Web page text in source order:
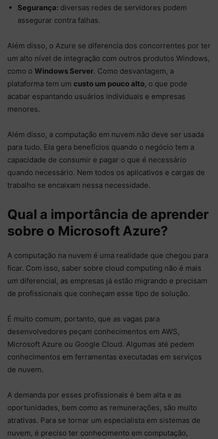
Segurança: diversas redes de servidores podem
assegurar contra falhas.
Além disso, o Azure se diferencia dos concorrentes por ter
um alto nível de integração com outros produtos Windows,
como o Windows Server. Como desvantagem, a
plataforma tem um custo um pouco alto, o que pode
acabar espantando usuários individuais e empresas
menores.
Além disso, a computação em nuvem não deve ser usada
para tudo. Ela gera benefícios quando o negócio tem a
capacidade de consumir e pagar o que é necessário
quando necessário. Nem todos os aplicativos e cargas de
trabalho se encaixam nessa necessidade.
Qual a importância de aprender
sobre o Microsoft Azure?
A computação na nuvem é uma realidade que chegou para
ficar. Com isso, saber sobre cloud computing não é mais
um diferencial, as empresas já estão migrando e precisam
de profissionais que conheçam esse tipo de solução.
É muito comum, portanto, que as vagas para
desenvolvedores peçam conhecimentos em AWS,
Microsoft Azure ou Google Cloud. Algumas até pedem
conhecimentos em ferramentas executadas em serviços
de nuvem.
A demanda por esses profissionais é bem alta e as
oportunidades, bem como as remunerações, são muito
atrativas. Para se tornar um especialista em sistemas de
nuvem, é preciso ter conhecimento em computação,